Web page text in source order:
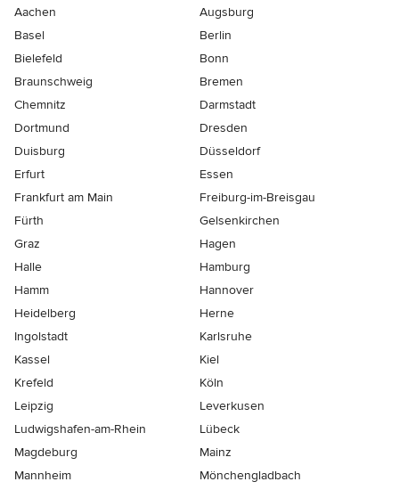
Aachen
Augsburg
Basel
Berlin
Bielefeld
Bonn
Braunschweig
Bremen
Chemnitz
Darmstadt
Dortmund
Dresden
Duisburg
Düsseldorf
Erfurt
Essen
Frankfurt am Main
Freiburg-im-Breisgau
Fürth
Gelsenkirchen
Graz
Hagen
Halle
Hamburg
Hamm
Hannover
Heidelberg
Herne
Ingolstadt
Karlsruhe
Kassel
Kiel
Krefeld
Köln
Leipzig
Leverkusen
Ludwigshafen-am-Rhein
Lübeck
Magdeburg
Mainz
Mannheim
Mönchen­gladbach